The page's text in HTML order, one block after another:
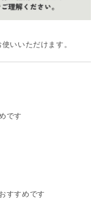
いいただけます。
です
すすめです